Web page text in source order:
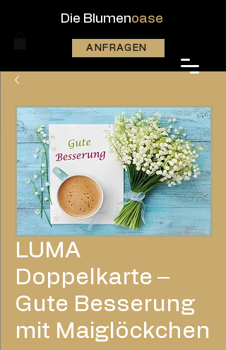
Die Blumenoase
ANFRAGEN
LUMA
Doppelkarte –
Gute Besserung
mit Maiglöckchen